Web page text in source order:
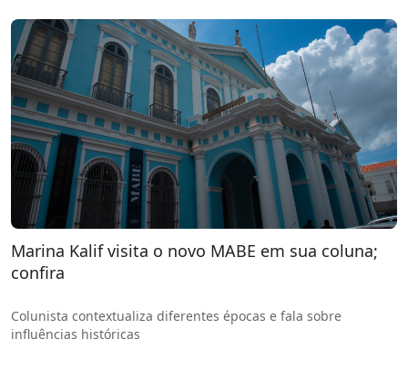
Marina Kalif visita o novo MABE em sua coluna;
confira
Colunista contextualiza diferentes épocas e fala sobre
influências históricas